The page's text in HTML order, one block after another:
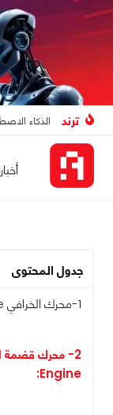
ترند الذكاء
أخبار
جدول المحتوى
1-محرك الخرافي Unreal Engine:
Engine: